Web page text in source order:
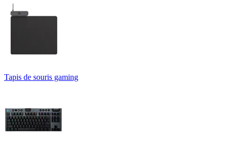
Tapis de souris gaming